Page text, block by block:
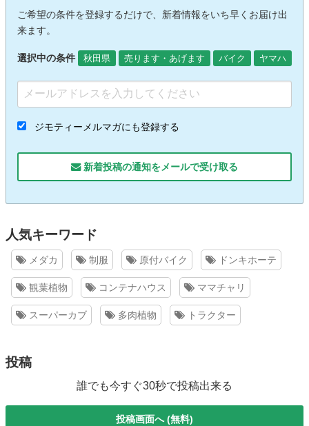
ご希望の条件を登録するだけで、新着情報をいち早くお届け出
来ます。
選択中の条件 秋田県 売ります・あげます バイク ヤマハ
ジモティーメルマガにも登録する
新着投稿の通知をメールで受け取る
人気キーワード
メダカ 制服 原付バイク ドンキホーテ
観葉植物 コンテナハウス ママチャリ
スーパーカブ 多肉植物 トラクター
投稿
誰でも今すぐ30秒で投稿出来る
投稿画面へ (無料)